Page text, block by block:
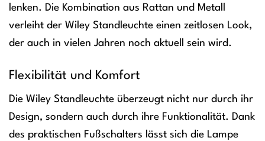
lenken. Die Kombination aus Rattan und Metall
verleiht der Wiley Standleuchte einen zeitlosen Look,
der auch in vielen Jahren noch aktuell sein wird.
Flexibilität und Komfort
Die Wiley Standleuchte überzeugt nicht nur durch ihr
Design, sondern auch durch ihre Funktionalität. Dank
des praktischen Fußschalters lässt sich die Lampe